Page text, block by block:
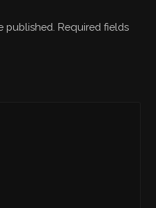
published. Required fields